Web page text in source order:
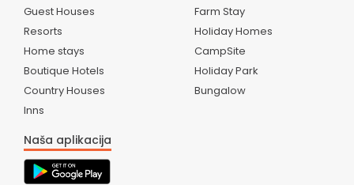
Guest Houses
Resorts
Home stays
Boutique Hotels
Country Houses
Inns
Farm Stay
Holiday Homes
CampSite
Holiday Park
Bungalow
Naša aplikacija